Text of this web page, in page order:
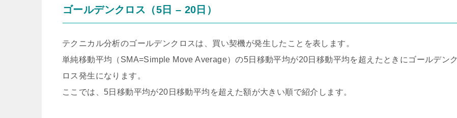
ゴールデンクロス（5日 – 20日）
テクニカル分析のゴールデンクロスは、買い契機が発生したことを表します。
単純移動平均（SMA=Simple Move Average）の5日移動平均が20日移動平均を超えたときにゴールデンク
ロス発生になります。
ここでは、5日移動平均が20日移動平均を超えた額が大きい順で紹介します。